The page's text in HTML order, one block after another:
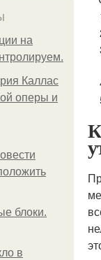
на
Каллас
оперы и
блоки.
в